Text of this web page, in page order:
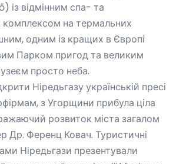
із відмінним спа- та
комплексом на термальних
одним із кращих в Європі
Парком пригод та великим
просто неба.
Ніредьгазу українській пресі
з Угорщини прибула ціла
розвиток міста загалом
Др. Ференц Ковач. Туристичні
Ніредьгази презентували